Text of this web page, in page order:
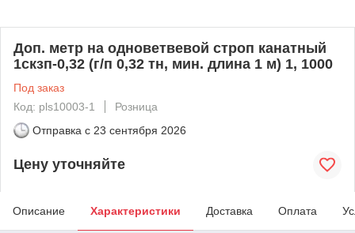
Доп. метр на одноветвевой строп канатный
1скзп-0,32 (г/п 0,32 тн, мин. длина 1 м) 1, 1000
Под заказ
Код: pls10003-1
Розница
Отправка с 23 сентября 2026
Цену уточняйте
Описание Характеристики Доставка Оплата